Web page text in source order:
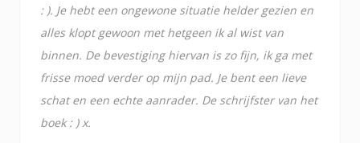
: ). Je hebt een ongewone situatie helder gezien en
alles klopt gewoon met hetgeen ik al wist van
binnen. De bevestiging hiervan is zo fijn, ik ga met
frisse moed verder op mijn pad. Je bent een lieve
schat en een echte aanrader. De schrijfster van het
boek : ) x.